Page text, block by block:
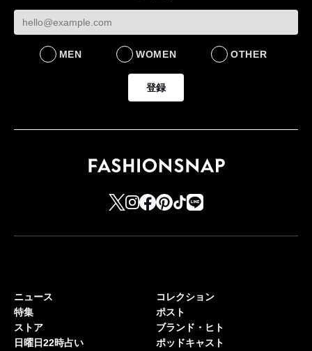
MEN WOMEN OTHER
登録
ニュース
特集
ストア
日曜日22時占い
コレクション
ポスト
ブランド・ヒト
ポッドキャスト